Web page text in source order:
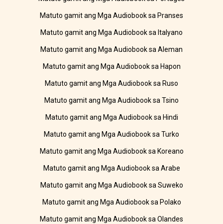
Matuto gamit ang Mga Audiobook sa Pranses
Matuto gamit ang Mga Audiobook sa Italyano
Matuto gamit ang Mga Audiobook sa Aleman
Matuto gamit ang Mga Audiobook sa Hapon
Matuto gamit ang Mga Audiobook sa Ruso
Matuto gamit ang Mga Audiobook sa Tsino
Matuto gamit ang Mga Audiobook sa Hindi
Matuto gamit ang Mga Audiobook sa Turko
Matuto gamit ang Mga Audiobook sa Koreano
Matuto gamit ang Mga Audiobook sa Arabe
Matuto gamit ang Mga Audiobook sa Suweko
Matuto gamit ang Mga Audiobook sa Polako
Matuto gamit ang Mga Audiobook sa Olandes